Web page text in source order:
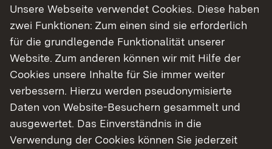
Mehr
Frühkindliche Bildung
Überregionale Arbeitsstelle Frühkindliche Bildung Baden-
Württemberg
Mehr
Unsere Webseite verwendet Cookies. Diese haben
zwei Funktionen: Zum einen sind sie erforderlich
für die grundlegende Funktionalität unserer
Website. Zum anderen können wir mit Hilfe der
Cookies unsere Inhalte für Sie immer weiter
verbessern. Hierzu werden pseudonymisierte
Daten von Website-Besuchern gesammelt und
ausgewertet. Das Einverständnis in die
Verwendung der Cookies können Sie jederzeit